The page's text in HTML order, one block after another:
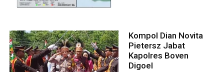
Kompol Dian Novita
Pietersz Jabat
Kapolres Boven
Digoel